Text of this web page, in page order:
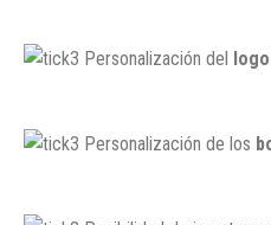
Personalización del
Personalización de los